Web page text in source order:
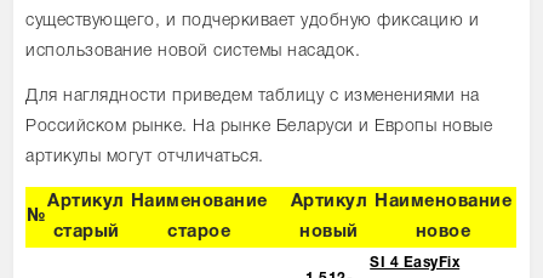
существующего, и подчеркивает удобную фиксацию и
использование новой системы насадок.
Для наглядности приведем таблицу с изменениями на
Российском рынке. На рынке Беларуси и Европы новые
артикулы могут отчличаться.
№
Артикул
старый
Наименование
старое
Артикул
новый
Наименование
новое
SI 4 EasyFix